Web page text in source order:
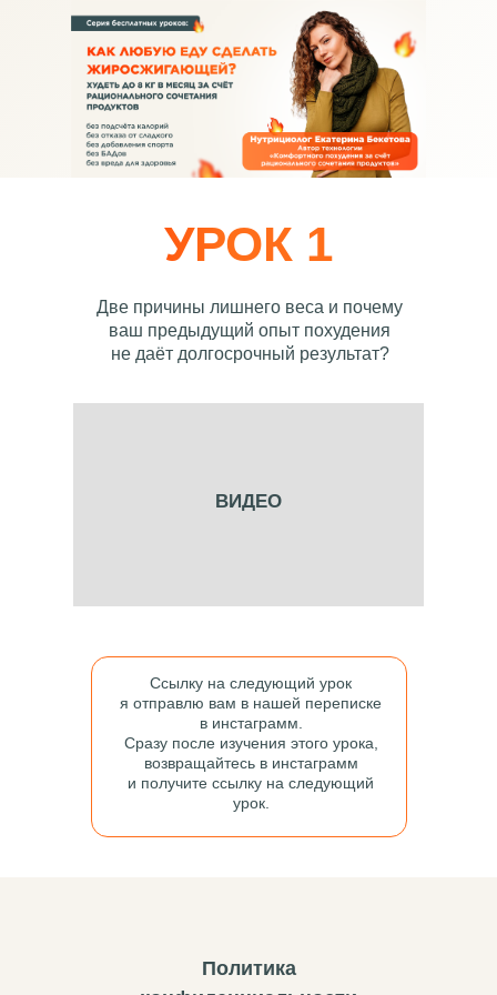
Две причины лишнего веса и почему
ваш предыдущий опыт похудения
не даёт долгосрочный результат?
ВИДЕО
УРОК 1
Ссылку на следующий урок
я отправлю вам в нашей переписке
в инстаграмм.
Сразу после изучения этого урока,
возвращайтесь в инстаграмм
и получите ссылку на следующий
урок.
Политика